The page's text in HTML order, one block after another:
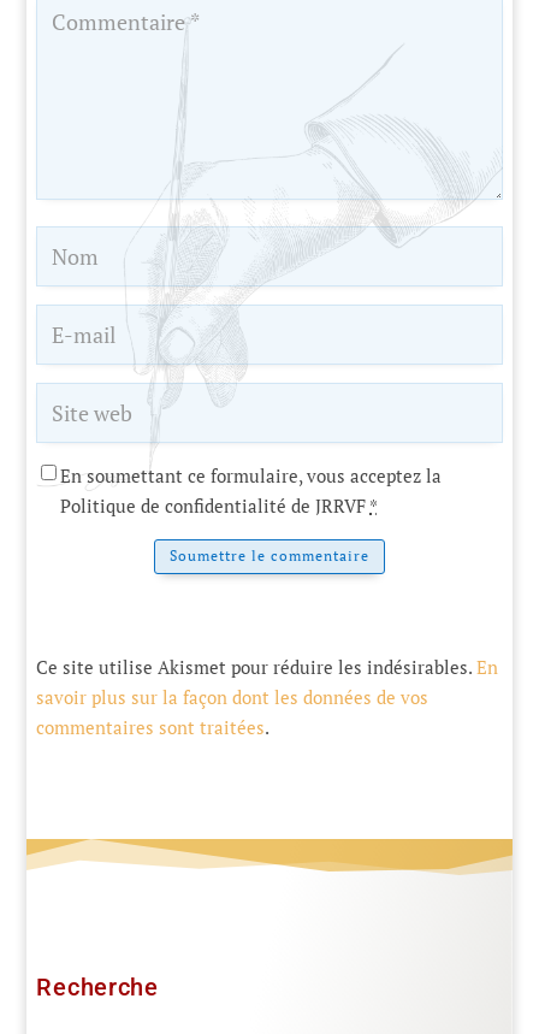
En soumettant ce formulaire, vous acceptez la
Politique de confidentialité de JRRVF *
Soumettre le commentaire
Ce site utilise Akismet pour réduire les indésirables.En
savoir plus sur la façon dont les données de vos
commentaires sont traitées.
Recherche